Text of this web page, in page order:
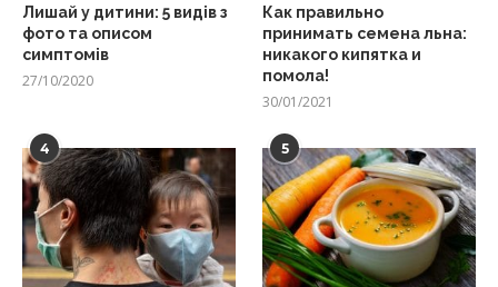
Лишай у дитини: 5 видів з
фото та описом
симптомів
27/10/2020
Как правильно
принимать семена льна:
никакого кипятка и
помола!
30/01/2021
4 5